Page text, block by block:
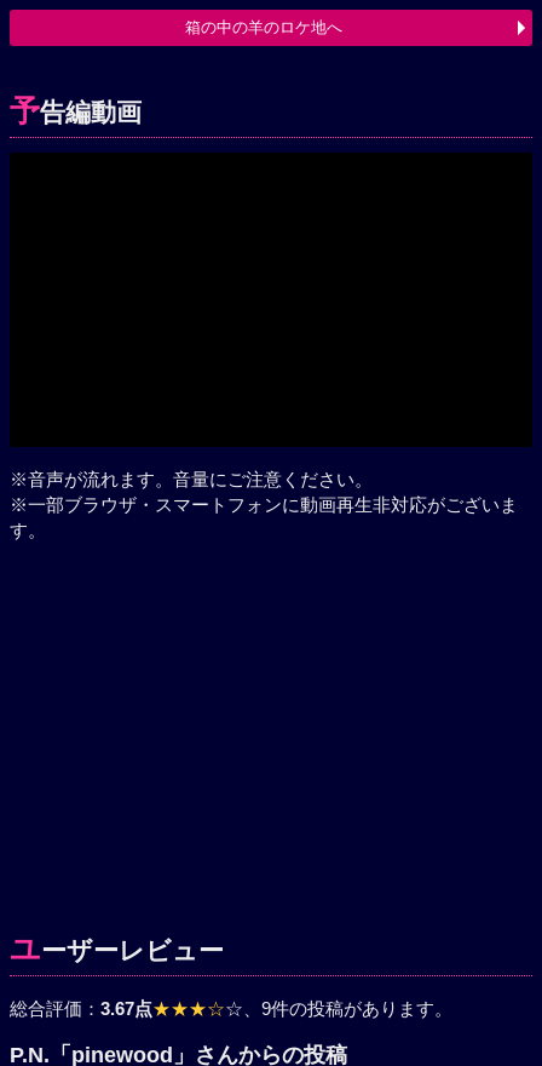
箱の中の羊のロケ地へ
予告編動画
※音声が流れます。音量にご注意ください。
※一部ブラウザ・スマートフォンに動画再生非対応がございま
す。
ユーザーレビュー
総合評価： 3.67点★★★☆☆、9件の投稿があります。